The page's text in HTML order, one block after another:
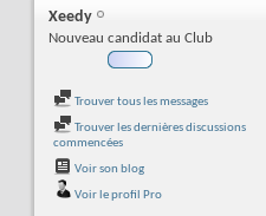
Xeedy
Nouveau candidat au Club
Trouver tous les messages
Trouver les dernières discussions
commencées
Voir son blog
Voir le profil Pro